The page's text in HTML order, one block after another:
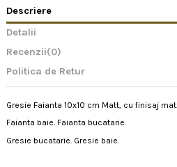
Descriere
Detalii
Recenzii(0)
Politica de Retur
Gresie Faianta 10x10 cm Matt, cu finisaj mat.
Faianta baie. Faianta bucatarie.
Gresie bucatarie. Gresie baie.